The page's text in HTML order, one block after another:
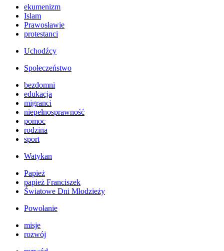
ekumenizm
Islam
Prawosławie
protestanci
Uchodźcy
Społeczeństwo
bezdomni
edukacja
migranci
niepełnosprawność
pomoc
rodzina
sport
Watykan
Papież
papież Franciszek
Światowe Dni Młodzieży
Powołanie
misje
rozwój